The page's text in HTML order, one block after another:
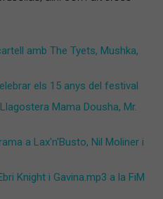
amb The Tyets, Mushka,
els 15 anys del festival
Mama Dousha, Mr.
a Lax'n'Busto, Nil Moliner i
Knight i Gavina.mp3 a la FiM